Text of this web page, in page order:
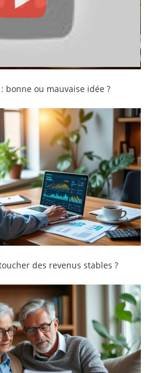
bonne ou mauvaise idée ?
des revenus stables ?